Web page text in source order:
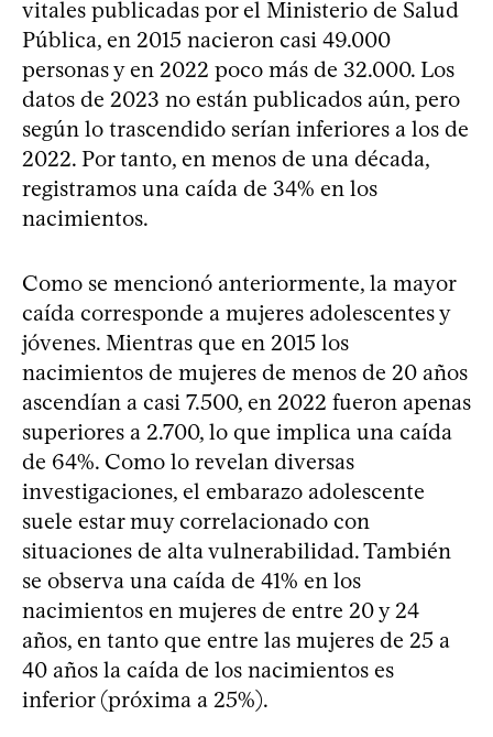
vitales publicadas por el Ministerio de Salud
Pública, en 2015 nacieron casi 49.000
personas y en 2022 poco más de 32.000. Los
datos de 2023 no están publicados aún, pero
según lo trascendido serían inferiores a los de
2022. Por tanto, en menos de una década,
registramos una caída de 34% en los
nacimientos.
Como se mencionó anteriormente, la mayor
caída corresponde a mujeres adolescentes y
jóvenes. Mientras que en 2015 los
nacimientos de mujeres de menos de 20 años
ascendían a casi 7.500, en 2022 fueron apenas
superiores a 2.700, lo que implica una caída
de 64%. Como lo revelan diversas
investigaciones, el embarazo adolescente
suele estar muy correlacionado con
situaciones de alta vulnerabilidad. También
se observa una caída de 41% en los
nacimientos en mujeres de entre 20 y 24
años, en tanto que entre las mujeres de 25 a
40 años la caída de los nacimientos es
inferior (próxima a 25%).